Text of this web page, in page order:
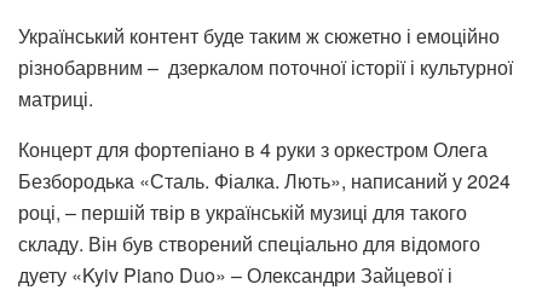
Український контент буде таким ж сюжетно і емоційно
різнобарвним – дзеркалом поточної історії і культурної
матриці.
Концерт для фортепіано в 4 руки з оркестром Олега
Безбородька «Сталь. Фіалка. Лють», написаний у 2024
році, – першій твір в українській музиці для такого
складу. Він був створений спеціально для відомого
дуету «Kyiv Piano Duo» – Олександри Зайцевої і